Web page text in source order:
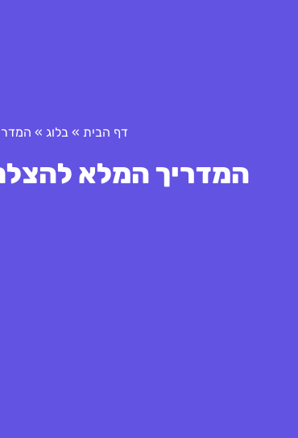
דף הבית » בלוג »
המדריך המלא